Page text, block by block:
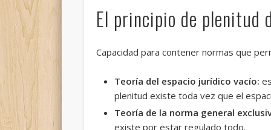
El principio de plenitud
Capacidad para contener normas que
Teoría del espacio jurídico vacío:
plenitud existe toda vez que el
Teoría de la norma general
existe por estar regulado todo.